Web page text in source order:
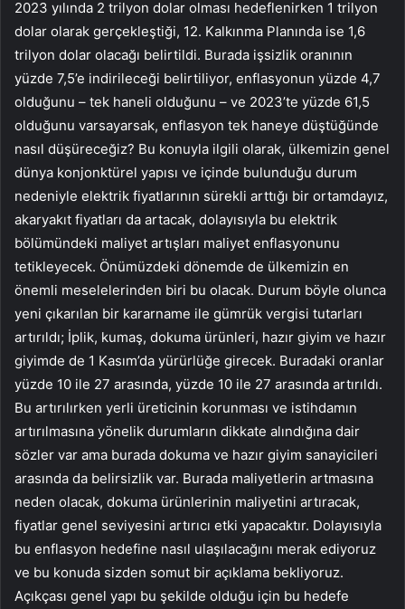
2023 yılında 2 trilyon dolar olması hedeflenirken 1 trilyon
dolar olarak gerçekleştiği, 12. Kalkınma Planında ise 1,6
trilyon dolar olacağı belirtildi. Burada işsizlik oranının
yüzde 7,5’e indirileceği belirtiliyor, enflasyonun yüzde 4,7
olduğunu – tek haneli olduğunu – ve 2023’te yüzde 61,5
olduğunu varsayarsak, enflasyon tek haneye düştüğünde
nasıl düşüreceğiz? Bu konuyla ilgili olarak, ülkemizin genel
dünya konjonktürel yapısı ve içinde bulunduğu durum
nedeniyle elektrik fiyatlarının sürekli arttığı bir ortamdayız,
akaryakıt fiyatları da artacak, dolayısıyla bu elektrik
bölümündeki maliyet artışları maliyet enflasyonunu
tetikleyecek. Önümüzdeki dönemde de ülkemizin en
önemli meselelerinden biri bu olacak. Durum böyle olunca
yeni çıkarılan bir kararname ile gümrük vergisi tutarları
artırıldı; İplik, kumaş, dokuma ürünleri, hazır giyim ve hazır
giyimde de 1 Kasım’da yürürlüğe girecek. Buradaki oranlar
yüzde 10 ile 27 arasında, yüzde 10 ile 27 arasında artırıldı.
Bu artırılırken yerli üreticinin korunması ve istihdamın
artırılmasına yönelik durumların dikkate alındığına dair
sözler var ama burada dokuma ve hazır giyim sanayicileri
arasında da belirsizlik var. Burada maliyetlerin artmasına
neden olacak, dokuma ürünlerinin maliyetini artıracak,
fiyatlar genel seviyesini artırıcı etki yapacaktır. Dolayısıyla
bu enflasyon hedefine nasıl ulaşılacağını merak ediyoruz
ve bu konuda sizden somut bir açıklama bekliyoruz.
Açıkçası genel yapı bu şekilde olduğu için bu hedefe